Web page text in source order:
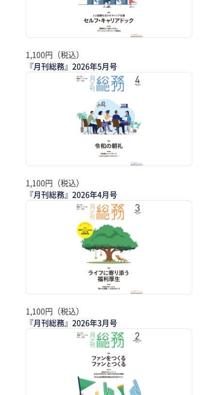
1,100円（税込）
『月刊総務』2026年5月号
1,100円（税込）
『月刊総務』2026年4月号
1,100円（税込）
『月刊総務』2026年3月号